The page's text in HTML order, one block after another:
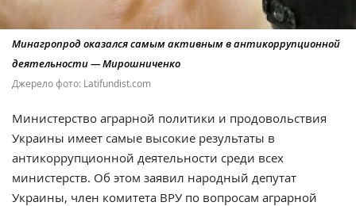
Минагропрод оказался самым активным в антикоррупционной
деятельности — Мирошниченко
Джерело фото: Latifundist.com
Министерство аграрной политики и продовольствия
Украины имеет самые высокие результаты в
антикоррупционной деятельности среди всех
министерств. Об этом заявил народный депутат
Украины, член комитета ВРУ по вопросам аграрной